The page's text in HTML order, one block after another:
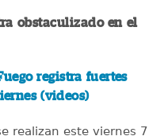
obstaculizado en el
registra fuertes
(videos)
realizan este viernes 7